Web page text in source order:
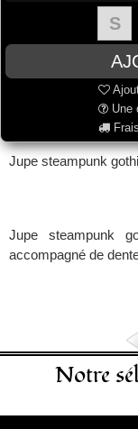
S
Une
Jupe steampunk
Jupe steampunk
accompagné de
Notre